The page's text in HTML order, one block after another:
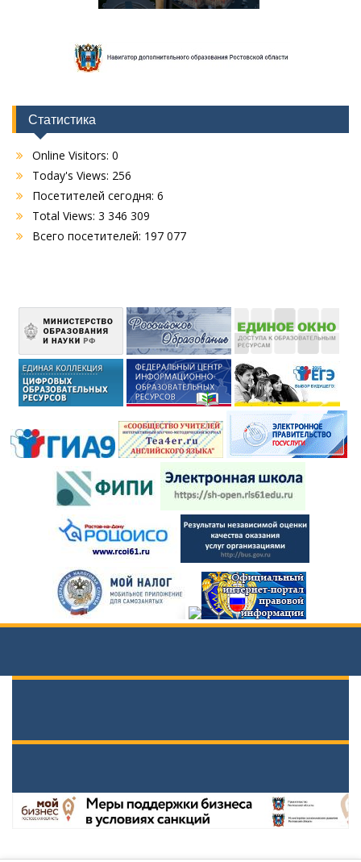
Статистика
Online Visitors: 0
Today's Views: 256
Посетителей сегодня: 6
Total Views: 3 346 309
Всего посетителей: 197 077